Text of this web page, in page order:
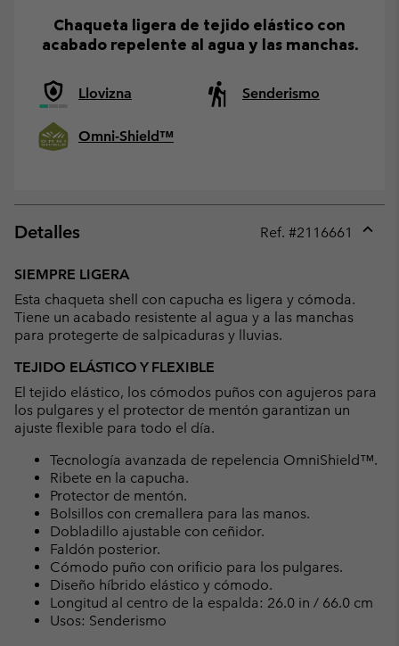
Chaqueta ligera de tejido elástico con
acabado repelente al agua y las manchas.
Llovizna Senderismo
Omni-Shield™
Detalles Ref. #2116661
SIEMPRE LIGERA
Esta chaqueta shell con capucha es ligera y cómoda.
Tiene un acabado resistente al agua y a las manchas
para protegerte de salpicaduras y lluvias.
TEJIDO ELÁSTICO Y FLEXIBLE
El tejido elástico, los cómodos puños con agujeros para
los pulgares y el protector de mentón garantizan un
ajuste flexible para todo el día.
Tecnología avanzada de repelencia OmniShield™.
Ribete en la capucha.
Protector de mentón.
Bolsillos con cremallera para las manos.
Dobladillo ajustable con ceñidor.
Faldón posterior.
Cómodo puño con orificio para los pulgares.
Diseño híbrido elástico y cómodo.
Longitud al centro de la espalda: 26.0 in / 66.0 cm
Usos: Senderismo